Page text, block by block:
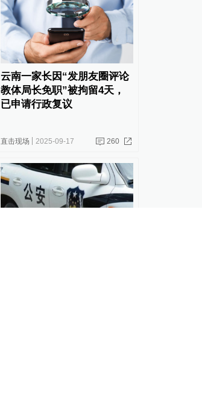
云南一家长因“发朋友圈评论
教体局长免职”被拘留4天，
已申请行政复议
直击现场 2025-09-17 260